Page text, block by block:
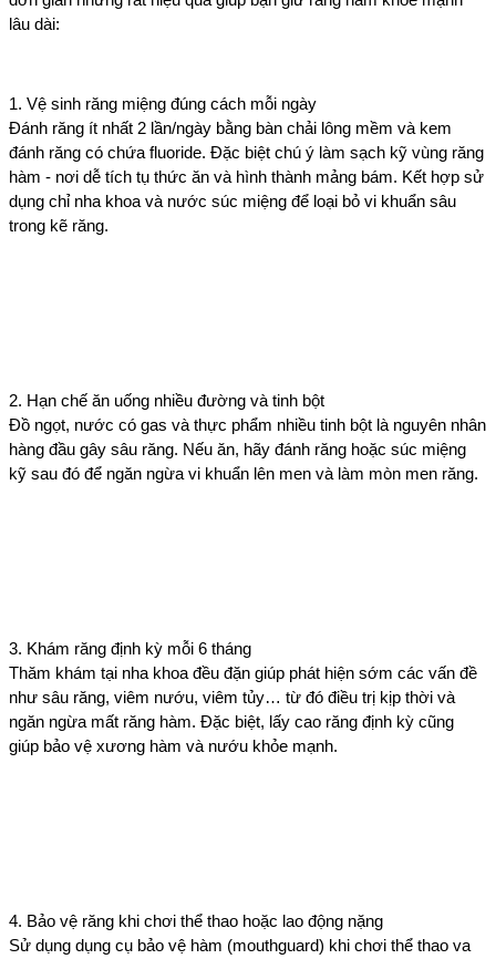
lâu dài:
1. Vệ sinh răng miệng đúng cách mỗi ngày
Đánh răng ít nhất 2 lần/ngày bằng bàn chải lông mềm và kem
đánh răng có chứa fluoride. Đặc biệt chú ý làm sạch kỹ vùng răng
hàm - nơi dễ tích tụ thức ăn và hình thành mảng bám. Kết hợp sử
dụng chỉ nha khoa và nước súc miệng để loại bỏ vi khuẩn sâu
trong kẽ răng.
2. Hạn chế ăn uống nhiều đường và tinh bột
Đồ ngọt, nước có gas và thực phẩm nhiều tinh bột là nguyên nhân
hàng đầu gây sâu răng. Nếu ăn, hãy đánh răng hoặc súc miệng
kỹ sau đó để ngăn ngừa vi khuẩn lên men và làm mòn men răng.
3. Khám răng định kỳ mỗi 6 tháng
Thăm khám tại nha khoa đều đặn giúp phát hiện sớm các vấn đề
như sâu răng, viêm nướu, viêm tủy… từ đó điều trị kịp thời và
ngăn ngừa mất răng hàm. Đặc biệt, lấy cao răng định kỳ cũng
giúp bảo vệ xương hàm và nướu khỏe mạnh.
4. Bảo vệ răng khi chơi thể thao hoặc lao động nặng
Sử dụng dụng cụ bảo vệ hàm (mouthguard) khi chơi thể thao va